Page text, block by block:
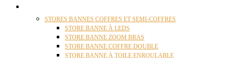
STORES BANNES COFFRES ET SEMI-COFFRES
STORE BANNE À LEDS
STORE BANNE ZOOM BRAS
STORE BANNE COFFRE DOUBLE
STORE BANNE À TOILE ENROULABLE